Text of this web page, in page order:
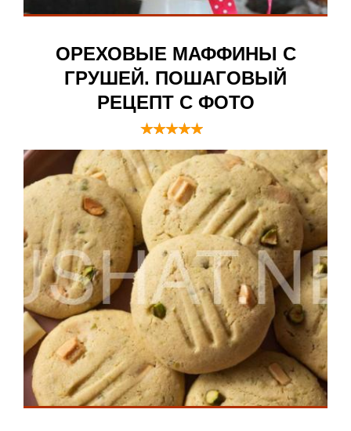
ОРЕХОВЫЕ МАФФИНЫ С
ГРУШЕЙ. ПОШАГОВЫЙ
РЕЦЕПТ С ФОТО